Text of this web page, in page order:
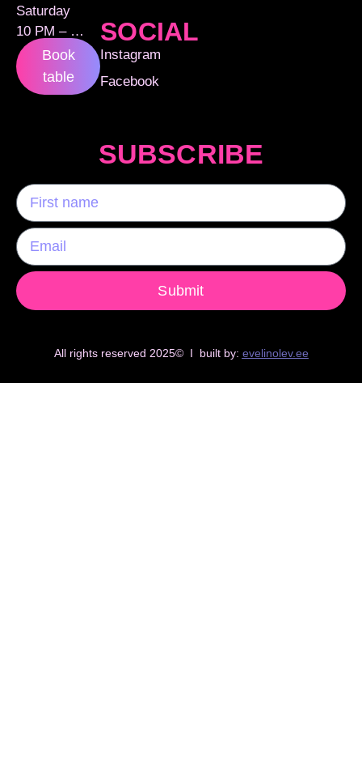
Saturday
10 PM – …
Book
table
SOCIAL
Instagram
Facebook
SUBSCRIBE
Submit
All rights reserved 2025© I built by: evelinolev.ee